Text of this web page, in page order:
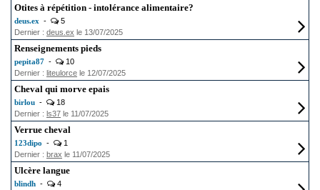
Otites à répétition - intolérance alimentaire?
deus.ex -
5
Dernier : deus.ex le 13/07/2025
Renseignements pieds
pepita87 -
10
Dernier : liteulorce le 12/07/2025
Cheval qui morve epais
birlou -
18
Dernier : ls37 le 11/07/2025
Verrue cheval
123dipo -
1
Dernier : brax le 11/07/2025
Ulcère langue
blindh -
4